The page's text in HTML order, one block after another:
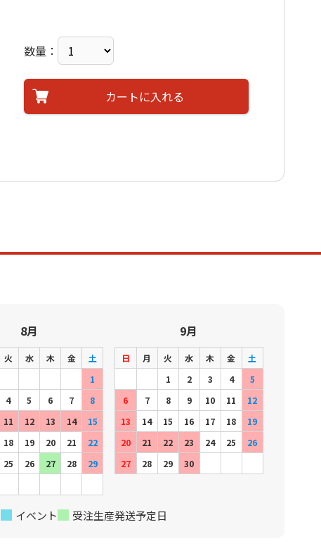
数量：
カートに入れる
8月
火 水 木 金
土
1
4 5 6 7
8
11 12 13 14
15
18 19 20 21
22
25 26 27 28
29
9月
日 月 火 水 木 金
土
1
2 3 4
5
6
7 8 9 10 11
12
13
14 15 16 17 18
19
20
21 22 23 24 25
26
27
28 29 30
イベント 受注生産発送予定日